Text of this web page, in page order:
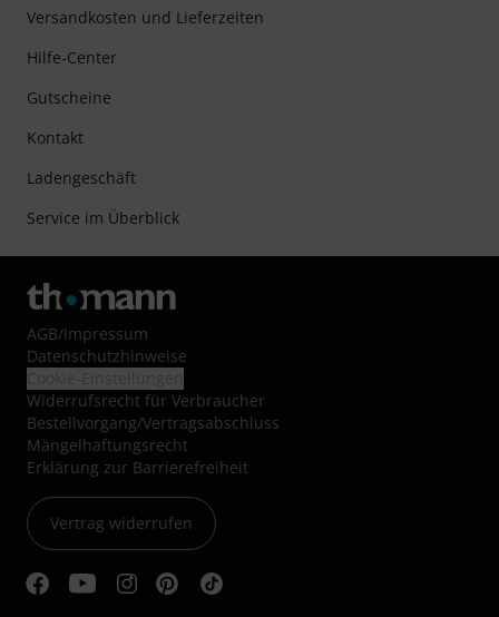
Versandkosten und Lieferzeiten
Hilfe-Center
Gutscheine
Kontakt
Ladengeschäft
Service im Überblick
AGB/Impressum
Datenschutzhinweise
Widerrufsrecht für Verbraucher
Bestellvorgang/Vertragsabschluss
Mängelhaftungsrecht
Erklärung zur Barrierefreiheit
Vertrag widerrufen